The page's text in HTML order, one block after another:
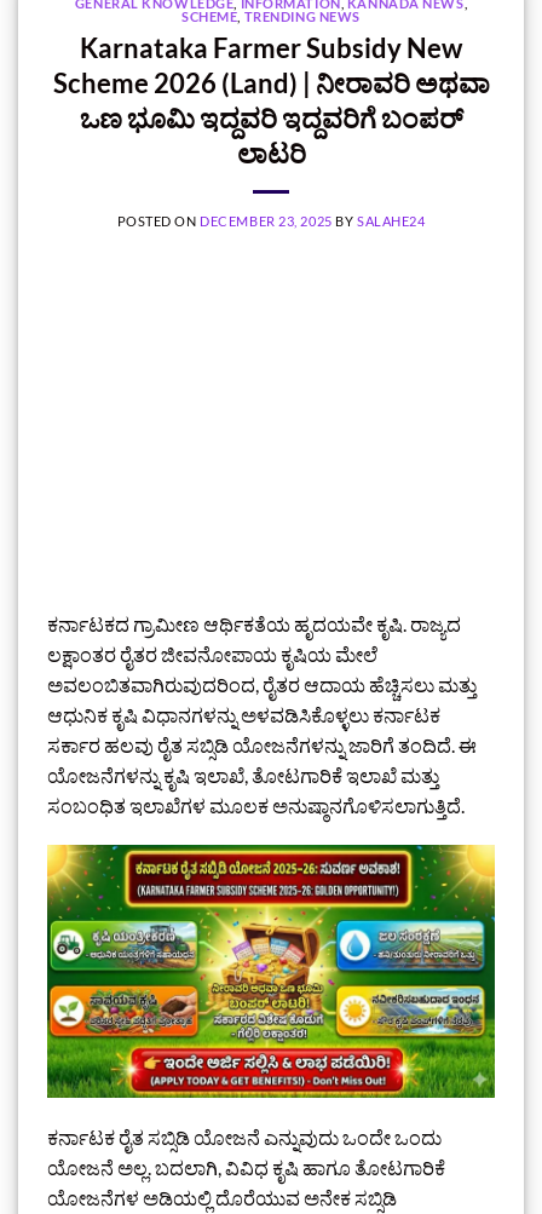
SCHEME TRENDING NEWS
Karnataka Farmer Subsidy New
Scheme 2026 (Land) | ನೀರಾವರಿ ಅಥವಾ
ಒಣ ಭೂಮಿ ಇದ್ದವರಿ ಇದ್ದವರಿಗೆ ಬಂಪರ್‌
ಲಾಟರಿ
POSTED ON DECEMBER 23, 2025 BY SALAHE24
ಕರ್ನಾಟಕದ ಗ್ರಾಮೀಣ ಆರ್ಥಿಕತೆಯ ಹೃದಯವೇ ಕೃಷಿ. ರಾಜ್ಯದ
ಲಕ್ಷಾಂತರ ರೈತರ ಜೀವನೋಪಾಯ ಕೃಷಿಯ ಮೇಲೆ
ಅವಲಂಬಿತವಾಗಿರುವುದರಿಂದ, ರೈತರ ಆದಾಯ ಹೆಚ್ಚಿಸಲು ಮತ್ತು
ಆಧುನಿಕ ಕೃಷಿ ವಿಧಾನಗಳನ್ನು ಅಳವಡಿಸಿಕೊಳ್ಳಲು ಕರ್ನಾಟಕ
ಸರ್ಕಾರ ಹಲವು ರೈತ ಸಬ್ಸಿಡಿ ಯೋಜನೆಗಳನ್ನು ಜಾರಿಗೆ ತಂದಿದೆ. ಈ
ಯೋಜನೆಗಳನ್ನು ಕೃಷಿ ಇಲಾಖೆ, ತೋಟಗಾರಿಕೆ ಇಲಾಖೆ ಮತ್ತು
ಸಂಬಂಧಿತ ಇಲಾಖೆಗಳ ಮೂಲಕ ಅನುಷ್ಠಾನಗೊಳಿಸಲಾಗುತ್ತಿದೆ.
ಕರ್ನಾಟಕ ರೈತ ಸಬ್ಸಿಡಿ ಯೋಜನೆ ಎನ್ನುವುದು ಒಂದೇ ಒಂದು
ಯೋಜನೆ ಅಲ್ಲ. ಬದಲಾಗಿ, ವಿವಿಧ ಕೃಷಿ ಹಾಗೂ ತೋಟಗಾರಿಕೆ
ಯೋಜನೆಗಳ ಅಡಿಯಲ್ಲಿ ದೊರೆಯುವ ಅನೇಕ ಸಬ್ಸಿಡಿ